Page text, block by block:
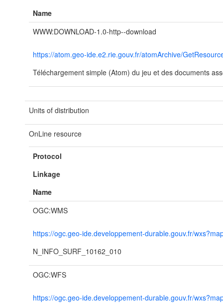
Name
WWW:DOWNLOAD-1.0-http--download
https://atom.geo-ide.e2.rie.gouv.fr/atomArchive/
Téléchargement simple (Atom) du jeu et des documents
Units of distribution
OnLine resource
Protocol
Linkage
Name
OGC:WMS
https://ogc.geo-ide.developpement-durable.gouv.fr/
N_INFO_SURF_10162_010
OGC:WFS
https://ogc.geo-ide.developpement-durable.gouv.fr/